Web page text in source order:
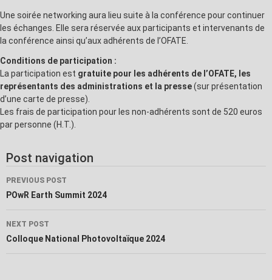
Une soirée networking aura lieu suite à la conférence pour continuer
les échanges. Elle sera réservée aux participants et intervenants de
la conférence ainsi qu’aux adhérents de l’OFATE.
Conditions de participation :
La participation est gratuite pour les adhérents de l’OFATE, les
représentants des administrations et la presse(sur présentation
d’une carte de presse).
Les frais de participation pour les non-adhérents sont de 520 euros
par personne (H.T.).
Post navigation
PREVIOUS POST
POwR Earth Summit 2024
NEXT POST
Colloque National Photovoltaïque 2024